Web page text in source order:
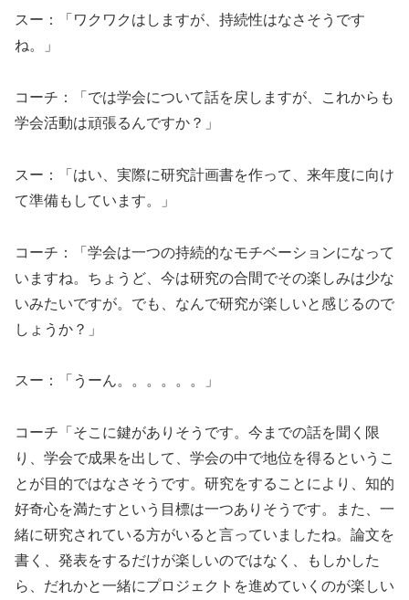
スー：「ワクワクはしますが、持続性はなさそうです
ね。」
コーチ：「では学会について話を戻しますが、これからも
学会活動は頑張るんですか？」
スー：「はい、実際に研究計画書を作って、来年度に向け
て準備もしています。」
コーチ：「学会は一つの持続的なモチベーションになって
いますね。ちょうど、今は研究の合間でその楽しみは少な
いみたいですが。でも、なんで研究が楽しいと感じるので
しょうか？」
スー：「うーん。。。。。。」
コーチ「そこに鍵がありそうです。今までの話を聞く限
り、学会で成果を出して、学会の中で地位を得るというこ
とが目的ではなさそうです。研究をすることにより、知的
好奇心を満たすという目標は一つありそうです。また、一
緒に研究されている方がいると言っていましたね。論文を
書く、発表をするだけが楽しいのではなく、もしかした
ら、だれかと一緒にプロジェクトを進めていくのが楽しい